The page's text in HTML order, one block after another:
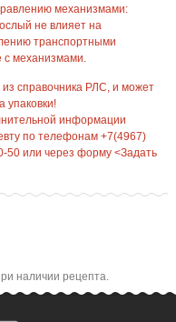
механизмами:
не влияет на
транспортными
с механизмами.
справочника РЛС, и может
упаковки!
информации
по телефонам +7(4967)
50 или через форму <Задать
наличии рецепта.